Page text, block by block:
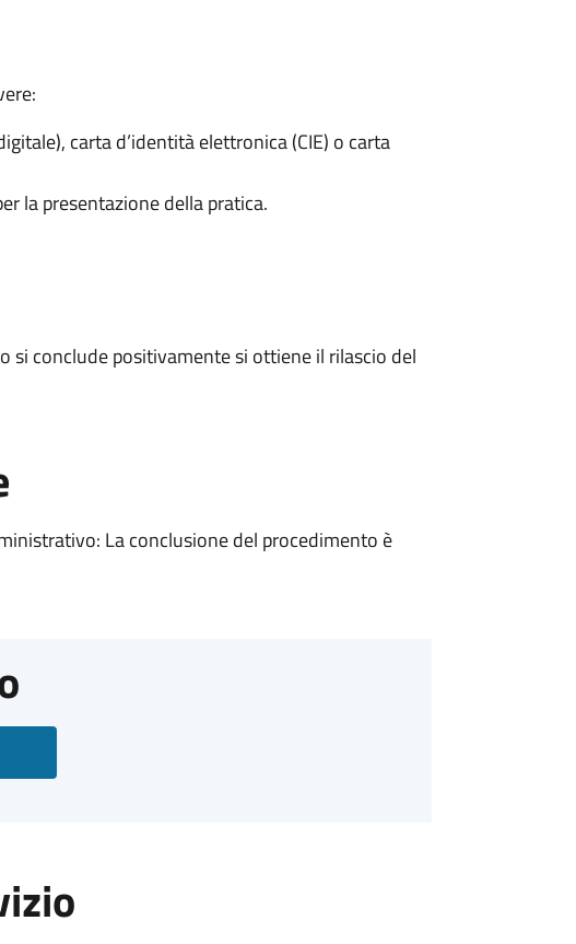
carta d’identità elettronica (CIE) o carta
la presentazione della pratica.
conclude positivamente si ottiene il rilascio del
La conclusione del procedimento è